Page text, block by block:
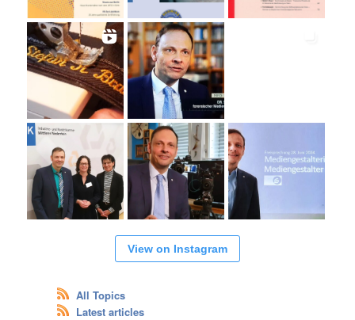
View on Instagram
All Topics
Latest articles